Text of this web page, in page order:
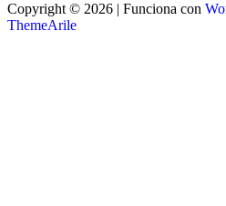
Copyright © 2026 | Funciona con
ThemeArile